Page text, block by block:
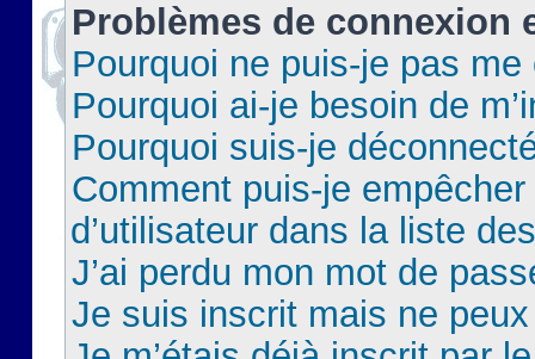
Problèmes de connexion
Pourquoi ne puis-je pas
Pourquoi ai-je besoin de
Pourquoi suis-je
Comment puis-je
d’utilisateur dans la liste
J’ai perdu mon mot de
Je suis inscrit mais ne